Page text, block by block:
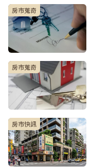
房市蒐奇
房市蒐奇
房市快訊